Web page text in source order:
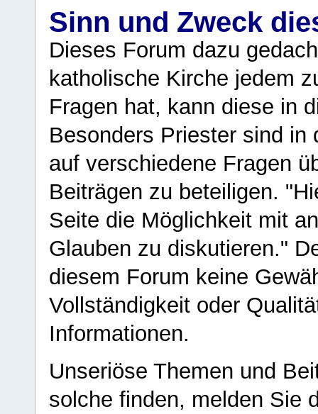
Sinn und Zweck
Dieses Forum dazu
katholische Kirche jedem
Fragen hat, kann diese in
Besonders Priester sind in
auf verschiedene Fragen
Beiträgen zu beteiligen.
Seite die Möglichkeit mit
Glauben zu diskutieren."
diesem Forum keine
Vollständigkeit oder
Informationen.
Unseriöse Themen und
solche finden, melden Sie